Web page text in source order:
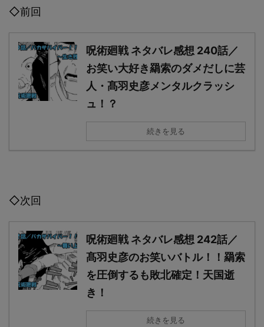
◇前回
呪術廻戦 ネタバレ感想 240話／
お笑い大好き羂索のダメだしに芸
人・髙羽史彦メンタルクラッシ
ュ！？
続きを見る
◇次回
呪術廻戦 ネタバレ感想 242話／
髙羽史彦のお笑いバトル！！羂索
を圧倒するも敗北確定！天国逝
き！
続きを見る